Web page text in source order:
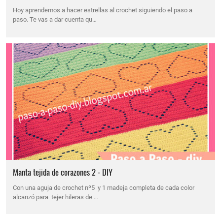
Hoy aprendemos a hacer estrellas al crochet siguiendo el paso a
paso. Te vas a dar cuenta qu…
Manta tejida de corazones 2 - DIY
Con una aguja de crochet nº5 y 1 madeja completa de cada color
alcanzó para tejer hileras de …